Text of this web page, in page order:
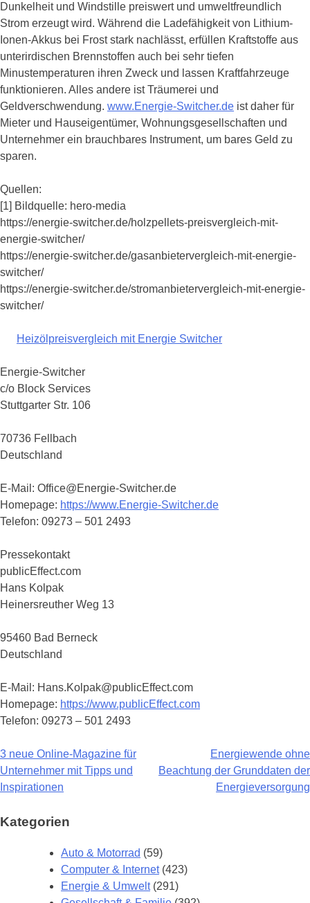
Dunkelheit und Windstille preiswert und umweltfreundlich
Strom erzeugt wird. Während die Ladefähigkeit von Lithium-
Ionen-Akkus bei Frost stark nachlässt, erfüllen Kraftstoffe aus
unterirdischen Brennstoffen auch bei sehr tiefen
Minustemperaturen ihren Zweck und lassen Kraftfahrzeuge
funktionieren. Alles andere ist Träumerei und
Geldverschwendung. www.Energie-Switcher.de ist daher für
Mieter und Hauseigentümer, Wohnungsgesellschaften und
Unternehmer ein brauchbares Instrument, um bares Geld zu
sparen.
Quellen:
[1] Bildquelle: hero-media
https://energie-switcher.de/holzpellets-preisvergleich-mit-
energie-switcher/
https://energie-switcher.de/gasanbietervergleich-mit-energie-
switcher/
https://energie-switcher.de/stromanbietervergleich-mit-energie-
switcher/
Heizölpreisvergleich mit Energie Switcher
Energie-Switcher
c/o Block Services
Stuttgarter Str. 106
70736 Fellbach
Deutschland
E-Mail: Office@Energie-Switcher.de
Homepage: https://www.Energie-Switcher.de
Telefon: 09273 – 501 2493
Pressekontakt
publicEffect.com
Hans Kolpak
Heinersreuther Weg 13
95460 Bad Berneck
Deutschland
E-Mail: Hans.Kolpak@publicEffect.com
Homepage: https://www.publicEffect.com
Telefon: 09273 – 501 2493
Beitragsnavigation
3 neue Online-Magazine für
Unternehmer mit Tipps und
Inspirationen
Energiewende ohne
Beachtung der Grunddaten der
Energieversorgung
Kategorien
Auto & Motorrad (59)
Computer & Internet(423)
Energie & Umwelt(291)